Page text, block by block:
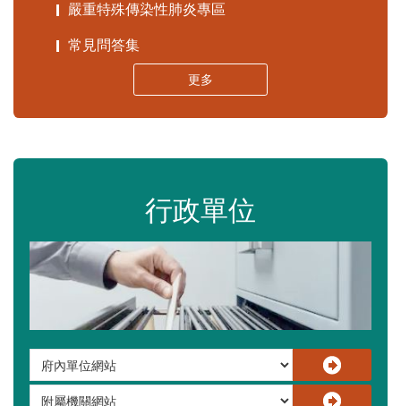
嚴重特殊傳染性肺炎專區
常見問答集
更多
行政單位